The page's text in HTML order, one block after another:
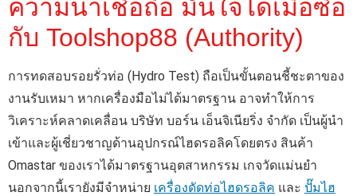
ความน่าเชื่อถือ มั่นใจได้เมื่อซื้อ
กับ Toolshop88 (Authority)
การทดสอบรอยรั่วท่อ (Hydro Test) ถือเป็นขั้นตอนชี้ชะตาของ
งานรับเหมา หากเครื่องมือไม่ได้มาตรฐาน อาจทำให้การ
วิเคราะห์คลาดเคลื่อน บริษัท บอร์น เอ็นจิเนียริ่ง จำกัด เป็นผู้นำ
เข้าและผู้เชี่ยวชาญด้านอุปกรณ์ไฮดรอลิคโดยตรง สินค้า
Omastar ของเราได้มาตรฐานอุตสาหกรรม เกจวัดแม่นยำ
นอกจากนี้เรายังมีจำหน่าย เครื่องดัดท่อไฮดรอลิค และ ปั๊มไฮ